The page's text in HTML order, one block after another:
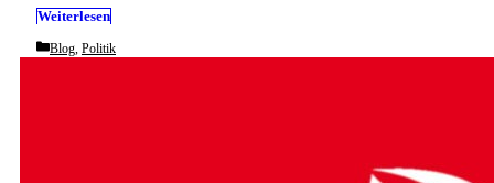
Weiterlesen
Categories
Blog, Politik